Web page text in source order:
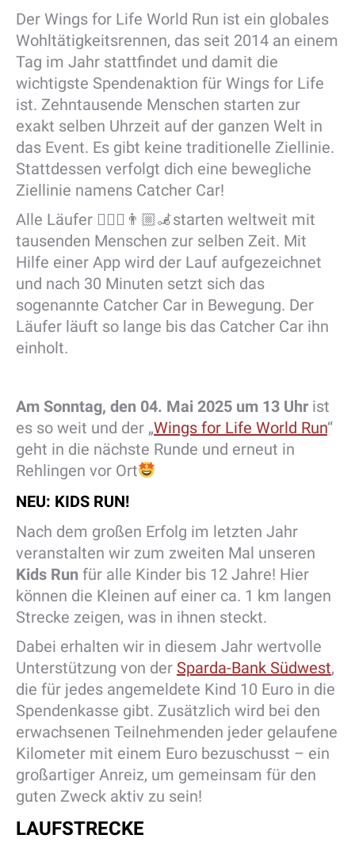
Der Wings for Life World Run ist ein globales
Wohltätigkeitsrennen, das seit 2014 an einem
Tag im Jahr stattfindet und damit die
wichtigste Spendenaktion für Wings for Life
ist. Zehntausende Menschen starten zur
exakt selben Uhrzeit auf der ganzen Welt in
das Event. Es gibt keine traditionelle Ziellinie.
Stattdessen verfolgt dich eine bewegliche
Ziellinie namens Catcher Car!
Alle Läufer 🏃🏼‍♀️👨🏼‍🦼starten weltweit mit
tausenden Menschen zur selben Zeit. Mit
Hilfe einer App wird der Lauf aufgezeichnet
und nach 30 Minuten setzt sich das
sogenannte Catcher Car in Bewegung. Der
Läufer läuft so lange bis das Catcher Car ihn
einholt.
Am Sonntag, den 04. Mai 2025 um 13 Uhr ist
es so weit und der „Wings for Life World Run“
geht in die nächste Runde und erneut in
Rehlingen vor Ort
NEU: KIDS RUN!
Nach dem großen Erfolg im letzten Jahr
veranstalten wir zum zweiten Mal unseren
Kids Run für alle Kinder bis 12 Jahre! Hier
können die Kleinen auf einer ca. 1 km langen
Strecke zeigen, was in ihnen steckt.
Dabei erhalten wir in diesem Jahr wertvolle
Unterstützung von der Sparda-Bank Südwest,
die für jedes angemeldete Kind 10 Euro in die
Spendenkasse gibt. Zusätzlich wird bei den
erwachsenen Teilnehmenden jeder gelaufene
Kilometer mit einem Euro bezuschusst – ein
großartiger Anreiz, um gemeinsam für den
guten Zweck aktiv zu sein!
LAUFSTRECKE